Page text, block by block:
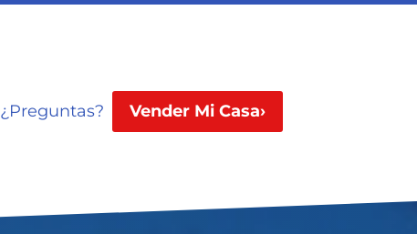
¿Preguntas? Vender Mi Casa›